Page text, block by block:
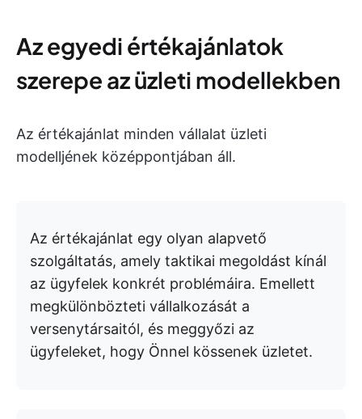
Az egyedi értékajánlatok
szerepe az üzleti modellekben
Az értékajánlat minden vállalat üzleti
modelljének középpontjában áll.
Az értékajánlat egy olyan alapvető
szolgáltatás, amely taktikai megoldást kínál
az ügyfelek konkrét problémáira. Emellett
megkülönbözteti vállalkozását a
versenytársaitól, és meggyőzi az
ügyfeleket, hogy Önnel kössenek üzletet.